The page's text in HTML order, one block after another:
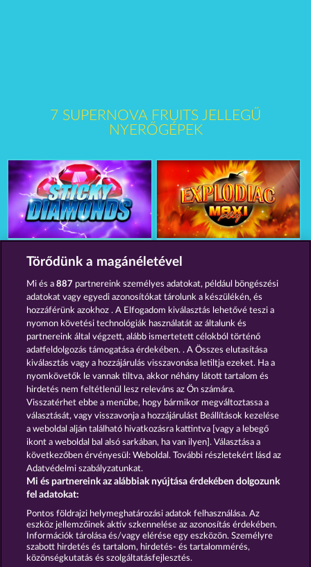
7 SUPERNOVA FRUITS JELLEGŰ
NYERŐGÉPEK
40 Sevens 3 Golden Cherries
Részvételi feltételek
Adatkezelési tájékoztató Impresszum
A cég GYIK
Törődünk a magánéletével
Mi és a887 partnereink személyes adatokat, például böngészési
adatokat vagy egyedi azonosítókat tárolunk a készülékén, és
hozzáférünk azokhoz . A Elfogadom kiválasztás lehetővé teszi a
nyomon követési technológiák használatát az általunk és
partnereink által végzett, alább ismertetett célokból történő
adatfeldolgozás támogatása érdekében. . A Összes elutasítása
kiválasztás vagy a hozzájárulás visszavonása letiltja ezeket. Ha a
nyomkövetők le vannak tiltva, akkor néhány látott tartalom és
hirdetés nem feltétlenül lesz releváns az Ön számára.
Visszatérhet ebbe a menübe, hogy bármikor megváltoztassa a
választását, vagy visszavonja a hozzájárulást Beállítások kezelése
a weboldal alján található hivatkozásra kattintva [vagy a lebegő
ikont a weboldal bal alsó sarkában, ha van ilyen]. Választása a
következőben érvényesül: Weboldal. További részletekért lásd az
Adatvédelmi szabályzatunkat.
Mi és partnereink az alábbiak nyújtása érdekében dolgozunk
fel adatokat:
Pontos földrajzi helymeghatározási adatok felhasználása. Az
eszköz jellemzőinek aktív szkennelése az azonosítás érdekében.
Információk tárolása és/vagy elérése egy eszközön. Személyre
szabott hirdetés és tartalom, hirdetés- és tartalommérés,
közönségkutatás és szolgáltatásfejlesztés.